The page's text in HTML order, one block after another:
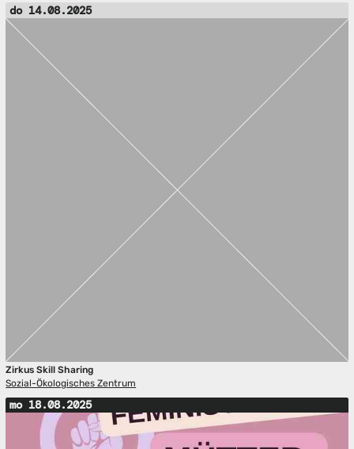
do 14.08.2025
Zirkus Skill Sharing
Sozial-Ökologisches Zentrum
mo 18.08.2025